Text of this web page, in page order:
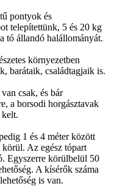
pontyok és
telepítettünk, 5 és 20 kg
tó állandó halállományát.
környezetben
barátaik, családtagjaik is.
csak, és bár
a borsodi horgásztavak
kelt.
1 és 4 méter között
Az egész tópart
Egyszerre körülbelül 50
A kísérők száma
is van.